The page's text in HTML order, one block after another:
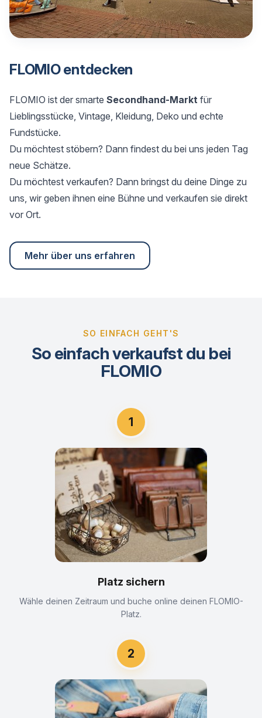
FLOMIO entdecken
FLOMIO ist der smarte Secondhand-Markt für
Lieblingsstücke, Vintage, Kleidung, Deko und echte
Fundstücke.
Du möchtest stöbern? Dann findest du bei uns jeden Tag
neue Schätze.
Du möchtest verkaufen? Dann bringst du deine Dinge zu
uns, wir geben ihnen eine Bühne und verkaufen sie direkt
vor Ort.
Mehr über uns erfahren
SO EINFACH GEHT'S
So einfach verkaufst du bei
FLOMIO
1
Platz sichern
Wähle deinen Zeitraum und buche online deinen FLOMIO-
Platz.
2